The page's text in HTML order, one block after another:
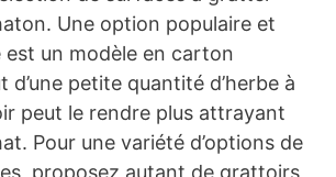
Une option populaire et
est un modèle en carton
d’une petite quantité d’herbe à
peut le rendre plus attrayant
Pour une variété d’options de
proposez autant de grattoirs